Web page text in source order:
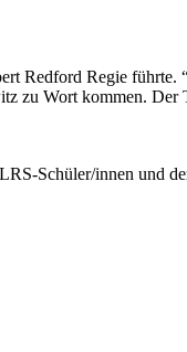
Redford Regie
zu Wort kommen. Der
Schüler/innen und